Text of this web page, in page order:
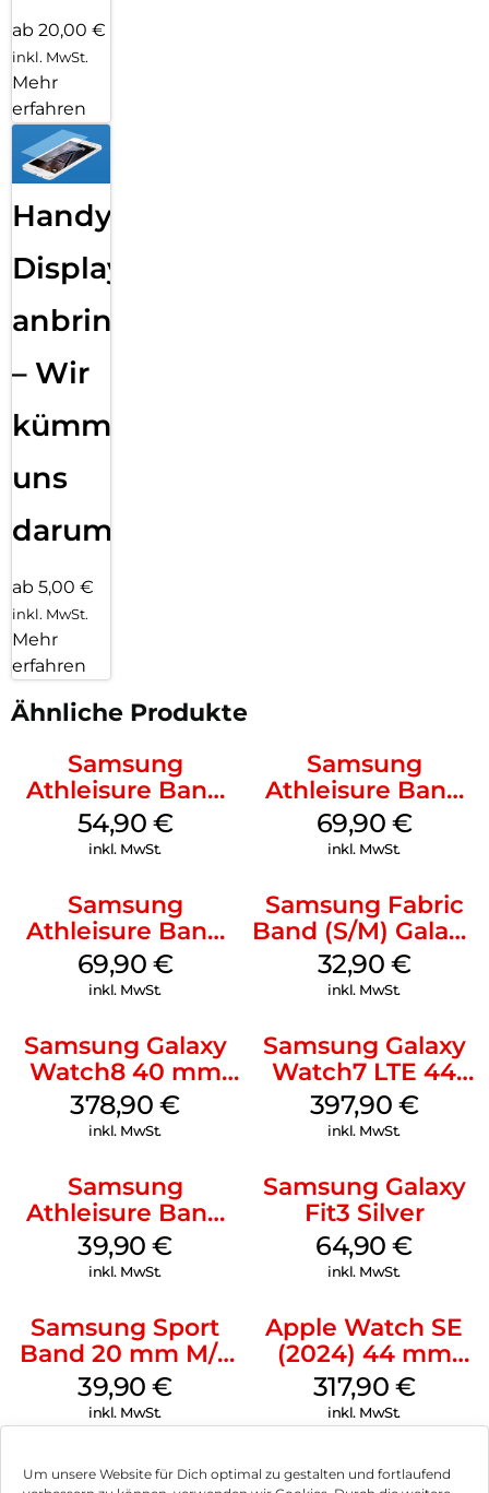
Um unsere Website für Dich optimal zu gestalten und fortlaufend
ab 20,00 €
inkl. MwSt.
Mehr
erfahren
Handy
Displayfolie
anbringen
– Wir
kümmern
uns
darum!
ab 5,00 €
inkl. MwSt.
Mehr
erfahren
Ähnliche Produkte
Samsung
Athleisure Band
(S/M) Galaxy
Watch8/Watch8
54,90 €
inkl. MwSt.
Samsung
Athleisure Band
(S/M) Galaxy
Watch8/Watch8
69,90 €
inkl. MwSt.
Samsung
Athleisure Band
(M/L) Galaxy
Watch8/Watch8
69,90 €
inkl. MwSt.
Samsung Fabric
Band (S/M) Galaxy
Watch8/Watch8
Classic Red
32,90 €
inkl. MwSt.
Samsung Galaxy
Watch8 40 mm
Graphite
378,90€
inkl. MwSt.
Samsung Galaxy
Watch7 LTE 44
mm Green
397,90 €
inkl. MwSt.
Samsung
Athleisure Band
M/L Galaxy
Watch7 Silver
39,90€
inkl. MwSt.
Samsung Galaxy
Fit3 Silver
64,90€
inkl. MwSt.
Samsung Sport
Band 20 mm M/L
Galaxy Watch4
Serie Graphite
39,90€
inkl. MwSt.
Apple Watch SE
(2024) 44 mm
GPS + Cellular
(Sportarmband
Mitternacht M/L)
317,90 €
inkl. MwSt.